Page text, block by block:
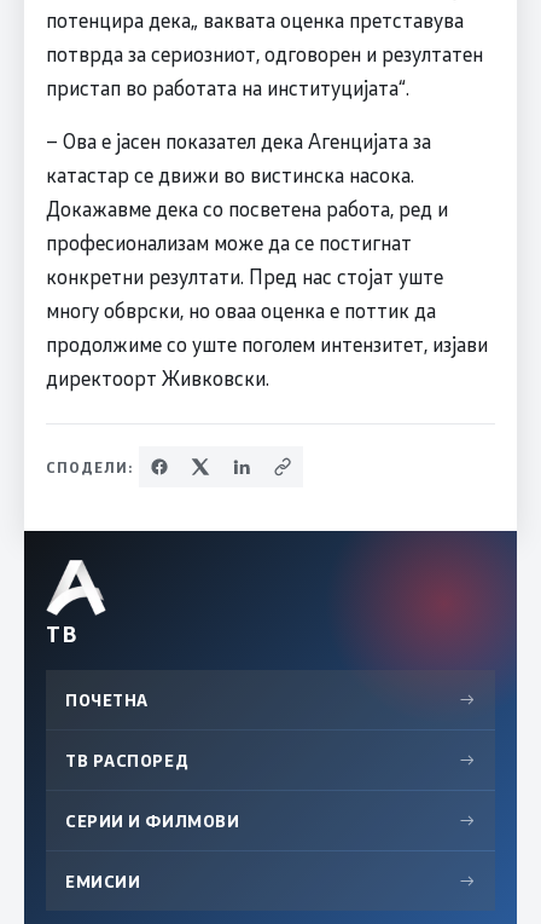
потенцира дека„ ваквата оценка претставува
потврда за сериозниот, одговорен и резултатен
пристап во работата на институцијата“.
– Ова е јасен показател дека Агенцијата за
катастар се движи во вистинска насока.
Докажавме дека со посветена работа, ред и
професионализам може да се постигнат
конкретни резултати. Пред нас стојат уште
многу обврски, но оваа оценка е поттик да
продолжиме со уште поголем интензитет, изјави
директоорт Живковски.
СПОДЕЛИ:
ТВ
ПОЧЕТНА →
ТВ РАСПОРЕД →
СЕРИИ И ФИЛМОВИ →
ЕМИСИИ →